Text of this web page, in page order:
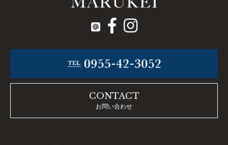
CONTACT
お問い合わせ